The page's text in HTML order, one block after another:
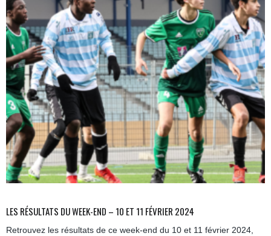
LES RÉSULTATS DU WEEK-END – 10 ET 11 FÉVRIER 2024
Retrouvez les résultats de ce week-end du 10 et 11 février 2024,